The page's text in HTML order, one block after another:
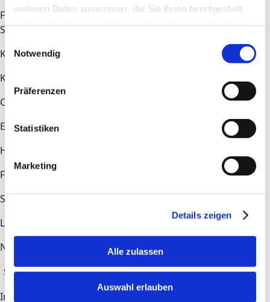
weiteren Daten zusammen, die Sie ihnen bereitgestellt
Notwendig
Präferenzen
Statistiken
Marketing
Details zeigen
Alle zulassen
Auswahl erlauben
For Startups & TalentsFor CorporatesCoworking
SpacePartnersAbout LOVEDIS
Key topics
Key topics
COMMUNITY
EcosystemNewsroom
Help & Contact
FAQs
Contact
STAY UP TO DATE
LinkedIn
Newsletter-Anmeldung
Subscribe
Imprint